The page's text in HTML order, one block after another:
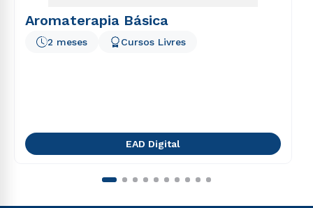
Aromaterapia Básica
2 meses Cursos Livres
EAD Digital